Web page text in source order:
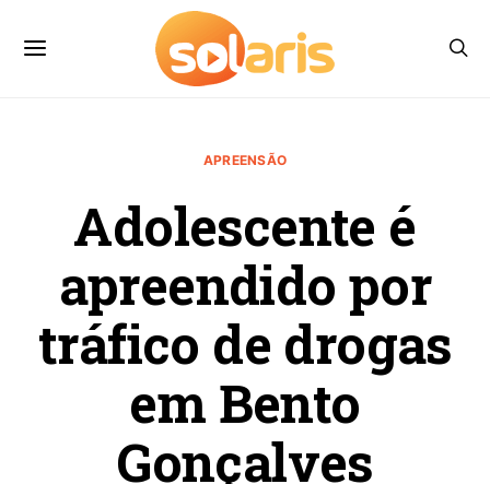
APREENSÃO
Adolescente é
apreendido por
tráfico de drogas
em Bento
Gonçalves